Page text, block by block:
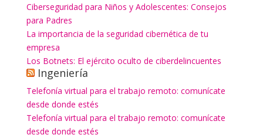
Ciberseguridad para Niños y Adolescentes: Consejos
para Padres
La importancia de la seguridad cibernética de tu
empresa
Los Botnets: El ejército oculto de ciberdelincuentes
Ingeniería
Telefonía virtual para el trabajo remoto: comunícate
desde donde estés
Telefonía virtual para el trabajo remoto: comunícate
desde donde estés